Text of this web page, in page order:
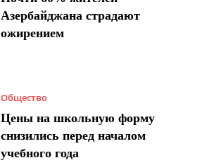
Азербайджана страдают
ожирением
Общество
Цены на школьную форму
снизились перед началом
учебного года